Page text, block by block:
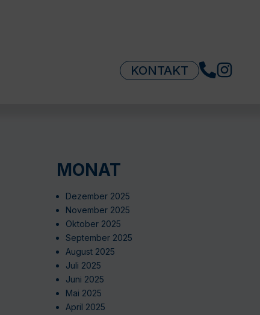
KONTAKT
MONAT
Dezember 2025
November 2025
Oktober 2025
September 2025
August 2025
Juli 2025
Juni 2025
Mai 2025
April 2025